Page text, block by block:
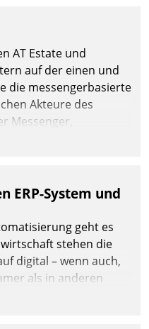
und automatisierte
zu viel erwarten: Allein
Software ist es nicht
von Unternehmen
zu hinterfragen
AT Estate und
auf der einen und
die messengerbasierte
Akteure des
Messenger,
oder
ERP-System und
geht es
stehen die
digital – wenn auch,
als in anderen